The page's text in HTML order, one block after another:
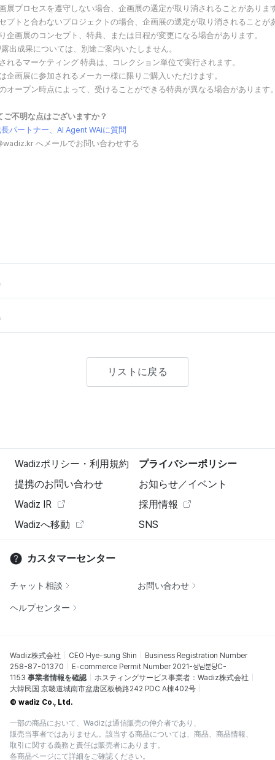
展プロセスを遵守しない場合、企画展の選定が取り消されることがありま
プトと合わないプロジェクトの場合、企画展の選定が取り消されることが
企画展のコンセプト、特典、または日程が変更になる場合があります。
出成果については、別途ご案内いたしません。
れるマーケティング 特典は、コレクション単位で実行されます。
企画展に参加されるメーカー様に限りご購入いただけます。
オープン時点によって、受けることができる特典が異なる場合があります
ご不明な点はございますか？
パートナー、AI Agent WAiに質問
へメールでお問い合わせする
リストに戻る
Wadizポリシー・利用規約
プライバシーポリシー
提携のお問い合わせ
お知らせ／イベント
Wadiz IR
採用情報
Wadizへ移動
SNS
カスタマーセンター
チャット相談 お問い合わせ
ヘルプセンター
Wadiz株式会社 CEO Hye-sung Shin
Business Registration Number
258-87-01370
E-commerce Permit Number 2021-성남분당C-
1153 事業者情報を確認
ホスティングサービス事業者：Wadiz株式会社
大韓民国 京畿道城南市盆唐区板橋路242 PDC A棟402号
© wadiz Co., Ltd.
一部の商品において、Wadizは通信販売の仲介者であり、
販売当事者ではありません。該当する商品については、商品、商品情報、
取引に関する義務と責任は販売者にあります。
各商品ページにて詳細をご確認ください。